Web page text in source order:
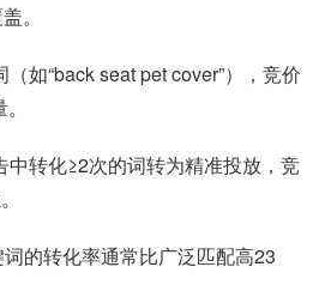
。
如“back seat pet cover”），竞价
中转化≥2次的词转为精准投放，竞
的转化率通常比广泛匹配高23